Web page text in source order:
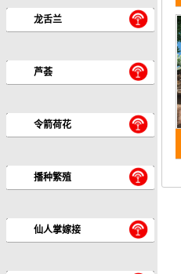
龙舌兰
芦荟
令箭荷花
播种繁殖
仙人掌嫁接